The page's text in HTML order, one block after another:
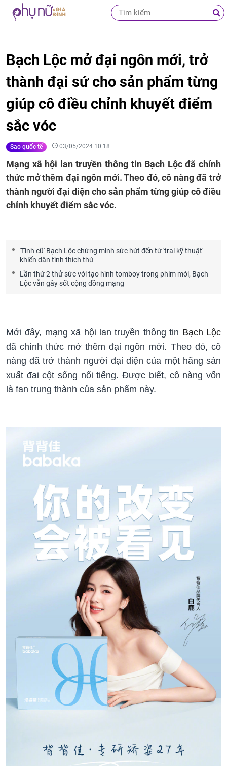
Bạch Lộc mở đại ngôn mới, trở
thành đại sứ cho sản phẩm từng
giúp cô điều chỉnh khuyết điểm
sắc vóc
Sao quốc tế 03/05/2024 10:18
Mạng xã hội lan truyền thông tin Bạch Lộc đã chính
thức mở thêm đại ngôn mới. Theo đó, cô nàng đã trở
thành người đại diện cho sản phẩm từng giúp cô điều
chỉnh khuyết điểm sắc vóc.
'Tình cũ' Bạch Lộc chứng minh sức hút đến từ 'trai kỹ thuật'
khiến dân tình thích thú
Lần thứ 2 thử sức với tạo hình tomboy trong phim mới, Bạch
Lộc vẫn gây sốt cộng đồng mạng
Mới đây, mạng xã hội lan truyền thông tin Bạch Lộc
đã chính thức mở thêm đại ngôn mới. Theo đó, cô
nàng đã trở thành người đại diện của một hãng sản
xuất đai cột sống nổi tiếng. Được biết, cô nàng vốn
là fan trung thành của sản phẩm này.